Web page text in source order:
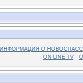
ИНФОРМАЦИЯ О
ON LINE TV